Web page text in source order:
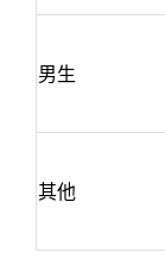
男生
其他